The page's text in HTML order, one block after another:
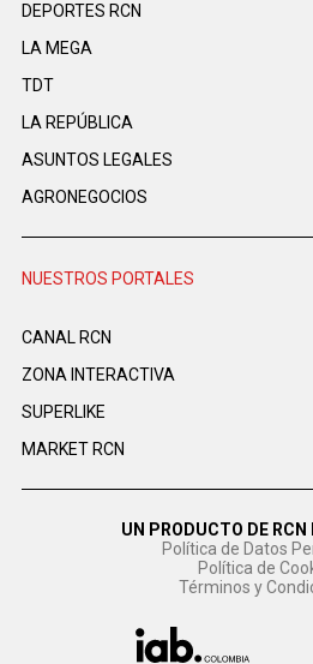
DEPORTES RCN
LA MEGA
TDT
LA REPÚBLICA
ASUNTOS LEGALES
AGRONEGOCIOS
NUESTROS PORTALES
CANAL RCN
ZONA INTERACTIVA
SUPERLIKE
MARKET RCN
UN PRODUCTO DE
Política de Datos
Política de
Términos y